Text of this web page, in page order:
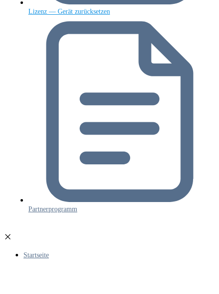
Lizenz — Gerät zurücksetzen
Partnerprogramm
Startseite